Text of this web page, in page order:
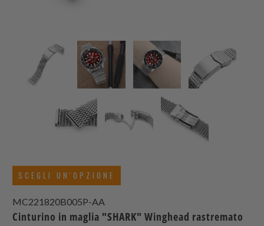
SCEGLI UN'OPZIONE
MC221820B005P-AA
Cinturino in maglia "SHARK" Winghead rastremato